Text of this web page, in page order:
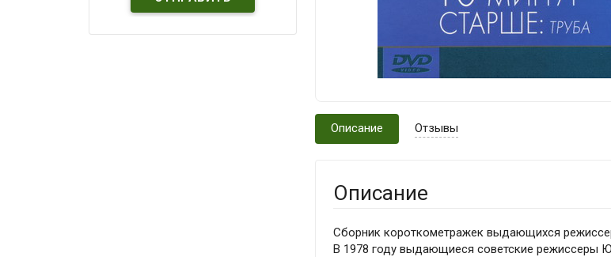
Описание Отзывы
Описание
Сборник короткометражек выдающихся
В 1978 году выдающиеся советские режиссеры